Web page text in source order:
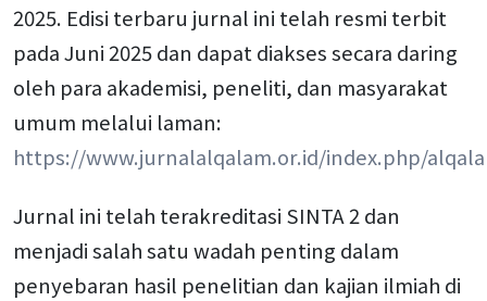
2025. Edisi terbaru jurnal ini telah resmi terbit
pada Juni 2025 dan dapat diakses secara daring
oleh para akademisi, peneliti, dan masyarakat
umum melalui laman:
https://www.jurnalalqalam.or.id/index.php/
Jurnal ini telah terakreditasi SINTA 2 dan
menjadi salah satu wadah penting dalam
penyebaran hasil penelitian dan kajian ilmiah di